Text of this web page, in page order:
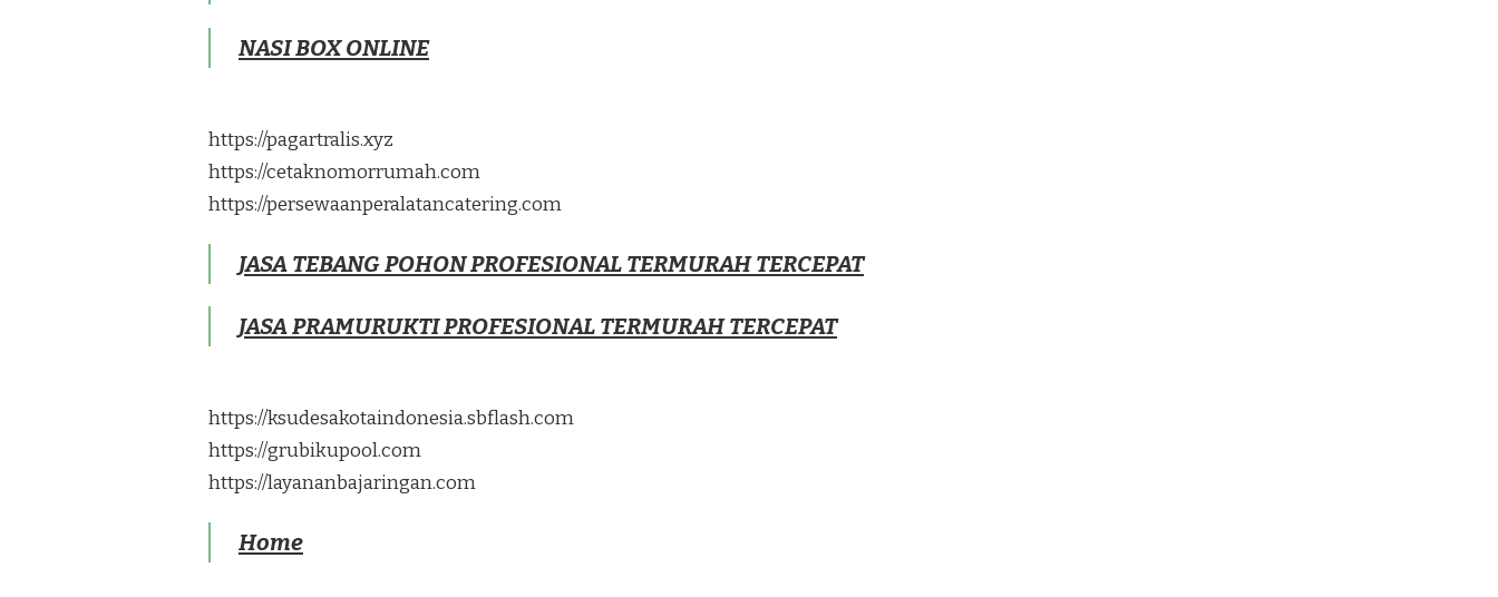
NASI BOX ONLINE
https://pagartralis.xyz
https://cetaknomorrumah.com
https://persewaanperalatancatering.com
JASA TEBANG POHON PROFESIONAL TERMURAH TERCEPAT
JASA PRAMURUKTI PROFESIONAL TERMURAH TERCEPAT
https://ksudesakotaindonesia.sbflash.com
https://grubikupool.com
https://layananbajaringan.com
Home